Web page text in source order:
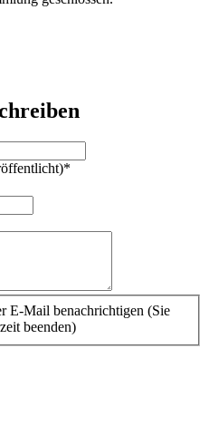
*
E-Mail benachrichtigen (Sie
beenden)